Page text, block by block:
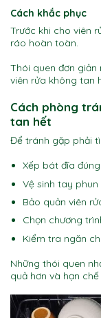
Cách khắc phục
Trước khi cho viên
ráo hoàn toàn.
Thói quen đơn
viên rửa không tan
Cách phòng
tan hết
Để tránh gặp phải
Xếp bát đĩa
Vệ sinh tay phun
Bảo quản viên
Chọn chương
Kiểm tra ngăn
Những thói quen
quả hơn và hạn